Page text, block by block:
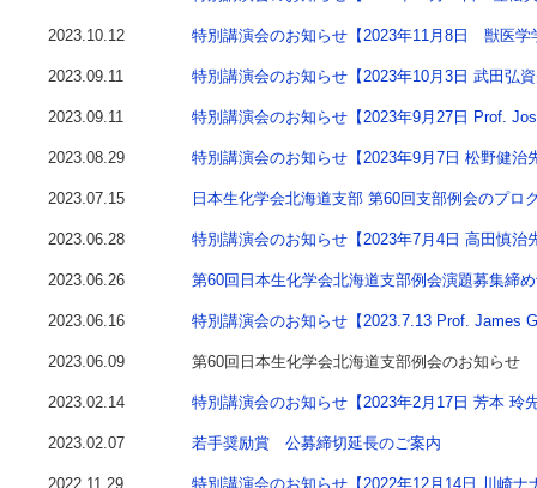
2023.10.12 特別講演会のお知らせ【2023年11月8日 獣医学
2023.09.11 特別講演会のお知らせ【2023年10月3日 武田弘
2023.09.11 特別講演会のお知らせ【2023年9月27日 Prof.
2023.08.29 特別講演会のお知らせ【2023年9月7日 松野健治
2023.07.15 日本生化学会北海道支部 第60回支部例会のプロ
2023.06.28 特別講演会のお知らせ【2023年7月4日 高田慎治
2023.06.26 第60回日本生化学会北海道支部例会演題募集締
2023.06.16 特別講演会のお知らせ【2023.7.13 Prof. James
2023.06.09 第60回日本生化学会北海道支部例会のお知らせ
2023.02.14 特別講演会のお知らせ【2023年2月17日 芳本 玲
2023.02.07 若手奨励賞 公募締切延長のご案内
2022.11.29 特別講演会のお知らせ【2022年12月14日 川崎ナ